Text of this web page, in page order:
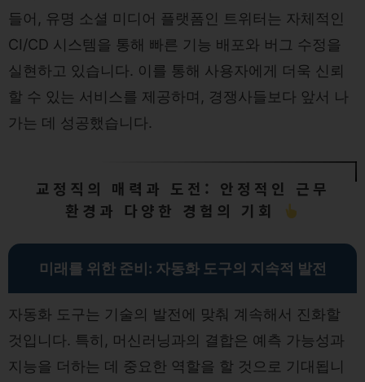
들어, 유명 소셜 미디어 플랫폼인 트위터는 자체적인
CI/CD 시스템을 통해 빠른 기능 배포와 버그 수정을
실현하고 있습니다. 이를 통해 사용자에게 더욱 신뢰
할 수 있는 서비스를 제공하며, 경쟁사들보다 앞서 나
가는 데 성공했습니다.
교정직의 매력과 도전: 안정적인 근무
환경과 다양한 경험의 기회
미래를 위한 준비: 자동화 도구의 지속적 발전
자동화 도구는 기술의 발전에 맞춰 계속해서 진화할
것입니다. 특히, 머신러닝과의 결합은 예측 가능성과
지능을 더하는 데 중요한 역할을 할 것으로 기대됩니